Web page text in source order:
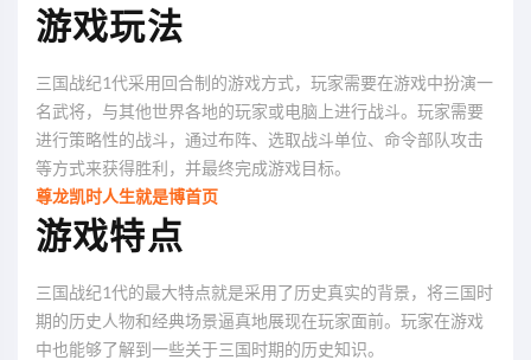
游戏玩法
三国战纪1代采用回合制的游戏方式，玩家需要在游戏中扮演一
名武将，与其他世界各地的玩家或电脑上进行战斗。玩家需要
进行策略性的战斗，通过布阵、选取战斗单位、命令部队攻击
等方式来获得胜利，并最终完成游戏目标。
尊龙凯时人生就是博首页
游戏特点
三国战纪1代的最大特点就是采用了历史真实的背景，将三国时
期的历史人物和经典场景逼真地展现在玩家面前。玩家在游戏
中也能够了解到一些关于三国时期的历史知识。